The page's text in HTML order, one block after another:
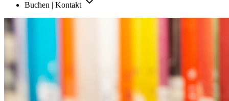
Buchen | Kontakt